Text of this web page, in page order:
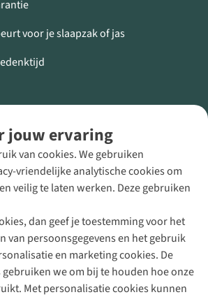
jouw ervaring
van cookies. We gebruiken
vriendelijke analytische cookies om
veilig te laten werken. Deze gebruiken
dan geef je toestemming voor het
van persoonsgegevens en het gebruik
en marketing cookies. De
we om bij te houden hoe onze
Met personalisatie cookies kunnen
voor je slaapzak of jas
een Buitenexpert
88